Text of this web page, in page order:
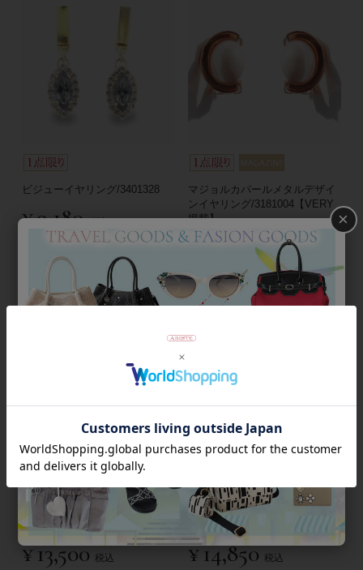
ビジューイヤリング/3401328
¥9,180
マジョルカパールメタルデザイ
ンイヤリング/3181004【VERY
掲載】
¥11,340 税込
ビーズフラワーイヤリン
グ/3181085-
¥13,500 税込
クリスタルガラスデザインフー
プイヤリング
¥14,850 税込
×